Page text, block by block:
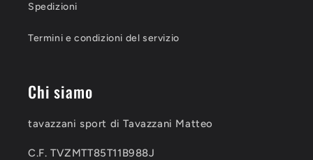
Spedizioni
Termini e condizioni del servizio
Chi siamo
tavazzani sport di Tavazzani Matteo
C.F. TVZMTT85T11B988J